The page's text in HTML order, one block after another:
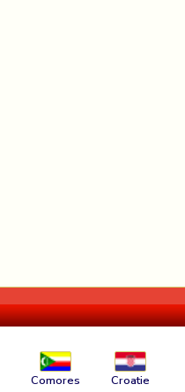
Comores Croatie